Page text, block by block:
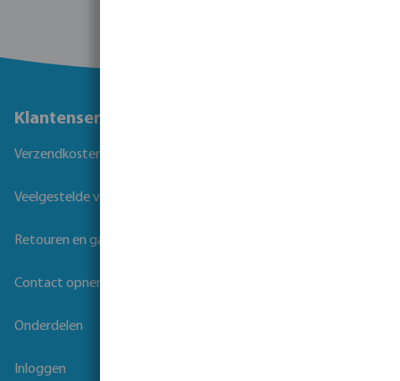
Klantenservice
Verzendkosten
Veelgestelde vragen
Retouren en garantie
Contact opnemen
Onderdelen
Inloggen